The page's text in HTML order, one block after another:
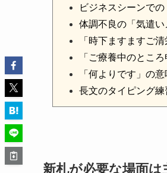
ビジネスシーンで
体調不良の「気遣い
「時下ますますご
「ご療養中のとこ
「何よりです」の意
長文のタイピング
新札が必要な場面は